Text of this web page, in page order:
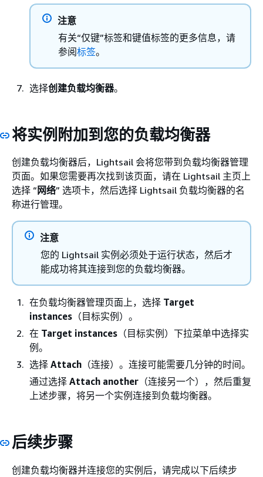
注意
有关“仅键”标签和键值标签的更多信息，请
参阅标签。
选择创建负载均衡器。
将实例附加到您的负载均衡器
创建负载均衡器后，Lightsail 会将您带到负载均衡器管理
页面。如果您需要再次找到该页面，请在 Lightsail 主页上
选择 “ 网络” 选项卡，然后选择 Lightsail 负载均衡器的名
称进行管理。
注意
您的 Lightsail 实例必须处于运行状态，然后才
能成功将其连接到您的负载均衡器。
在负载均衡器管理页面上，选择 Target
instances （目标实例）。
在 Target instances （目标实例）下拉菜单中选择实
例。
选择 Attach （连接）。连接可能需要几分钟的时间。
通过选择 Attach another （连接另一个），然后重复
上述步骤，将另一个实例连接到负载均衡器。
后续步骤
创建负载均衡器并连接您的实例后，请完成以下后续步